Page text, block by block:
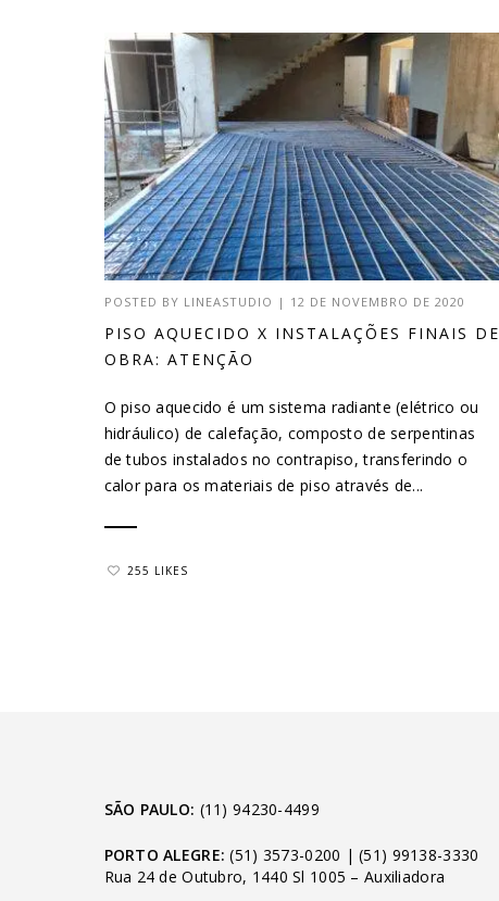
POSTED BY LINEASTUDIO | 12 DE NOVEMBRO DE 2020
PISO AQUECIDO X INSTALAÇÕES FINAIS DE
OBRA: ATENÇÃO
O piso aquecido é um sistema radiante (elétrico ou
hidráulico) de calefação, composto de serpentinas
de tubos instalados no contrapiso, transferindo o
calor para os materiais de piso através de...
255 LIKES
SÃO PAULO: (11) 94230-4499
PORTO ALEGRE: (51) 3573-0200 |(51) 99138-3330
Rua 24 de Outubro, 1440 Sl 1005 – Auxiliadora